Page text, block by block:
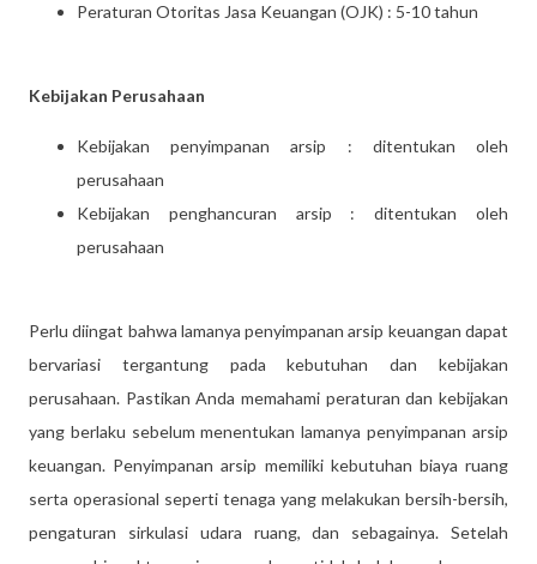
Peraturan Otoritas Jasa Keuangan (OJK) : 5-10 tahun
Kebijakan Perusahaan
Kebijakan penyimpanan arsip : ditentukan oleh
perusahaan
Kebijakan penghancuran arsip : ditentukan oleh
perusahaan
Perlu diingat bahwa lamanya penyimpanan arsip keuangan dapat
bervariasi tergantung pada kebutuhan dan kebijakan
perusahaan. Pastikan Anda memahami peraturan dan kebijakan
yang berlaku sebelum menentukan lamanya penyimpanan arsip
keuangan. Penyimpanan arsip memiliki kebutuhan biaya ruang
serta operasional seperti tenaga yang melakukan bersih-bersih,
pengaturan sirkulasi udara ruang, dan sebagainya. Setelah